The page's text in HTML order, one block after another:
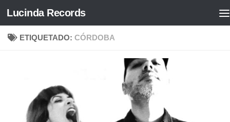
Saltar al contenido
Lucinda Records
ETIQUETADO: CÓRDOBA